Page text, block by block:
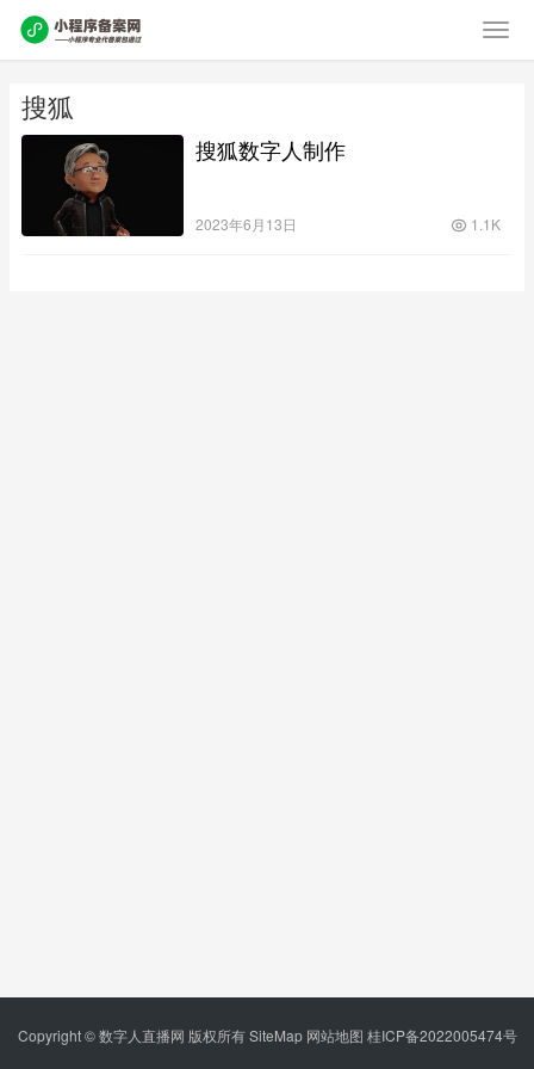
搜狐
搜狐数字人制作
2023年6月13日 1.1K
Copyright © 数字人直播网 版权所有SiteMap 网站地图 桂ICP备2022005474号